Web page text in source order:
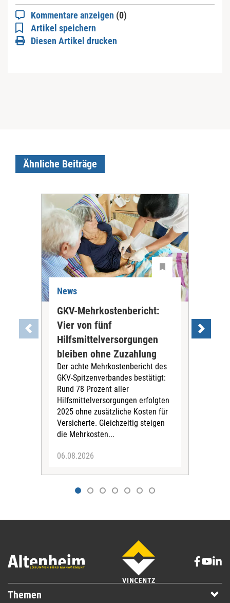
Kommentare anzeigen (0)
Artikel speichern
Diesen Artikel drucken
Ähnliche Beiträge
News
GKV-Mehrkostenbericht:
Vier von fünf
Hilfsmittelversorgungen
bleiben ohne Zuzahlung
Der achte Mehrkostenbericht des
GKV-Spitzenverbandes bestätigt:
Rund 78 Prozent aller
Hilfsmittelversorgungen erfolgten
2025 ohne zusätzliche Kosten für
Versicherte. Gleichzeitig steigen
die Mehrkosten...
06.08.2026
Themen